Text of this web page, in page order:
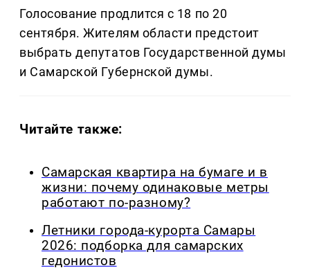
Голосование продлится с 18 по 20
сентября. Жителям области предстоит
выбрать депутатов Государственной думы
и Самарской Губернской думы.
Читайте также:
Самарская квартира на бумаге и в
жизни: почему одинаковые метры
работают по-разному?
Летники города-курорта Самары
2026: подборка для самарских
гедонистов